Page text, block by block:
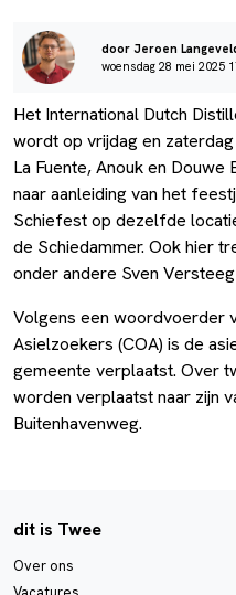
door Jeroen
woensdag 28 mei 2025
Het International Dutch
wordt op vrijdag en
La Fuente, Anouk en
naar aanleiding van het
Schiefest op dezelfde
de Schiedammer. Ook hier
onder andere Sven
Volgens een woordvoerder
Asielzoekers (COA) is de
gemeente verplaatst. Over
worden verplaatst naar zijn
Buitenhavenweg.
dit is Twee
Over ons